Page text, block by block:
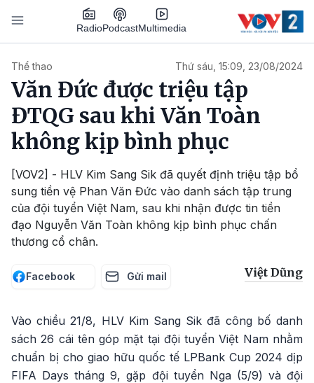
Nhảy đến nội dung
RadioPodcastMultimedia
Thể thao Thứ sáu, 15:09, 23/08/2024
Văn Đức được triệu tập
ĐTQG sau khi Văn Toàn
không kịp bình phục
[VOV2] - HLV Kim Sang Sik đã quyết định triệu tập bổ
sung tiền vệ Phan Văn Đức vào danh sách tập trung
của đội tuyển Việt Nam, sau khi nhận được tin tiền
đạo Nguyễn Văn Toàn không kịp bình phục chấn
thương cổ chân.
Facebook Gửi mail Việt Dũng
Vào chiều 21/8, HLV Kim Sang Sik đã công bố danh
sách 26 cái tên góp mặt tại đội tuyển Việt Nam nhằm
chuẩn bị cho giao hữu quốc tế LPBank Cup 2024 dịp
FIFA Days tháng 9, gặp đội tuyển Nga (5/9) và đội